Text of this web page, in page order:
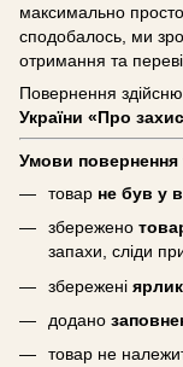
максимально
сподобалось, ми
отримання та
Повернення
України «Про
Умови повернення
товар не був у
збережено
запахи, сліди
збережені
додано
товар не